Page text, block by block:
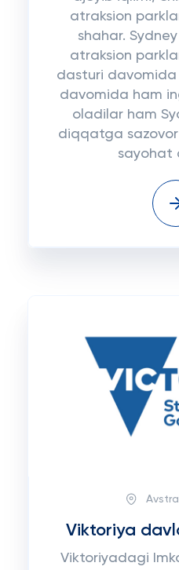
atraksion
shahar.
atraksion
dasturi davomida
davomida ham
oladilar ham
diqqatga
sayohat
Viktoriya
Viktoriyadagi